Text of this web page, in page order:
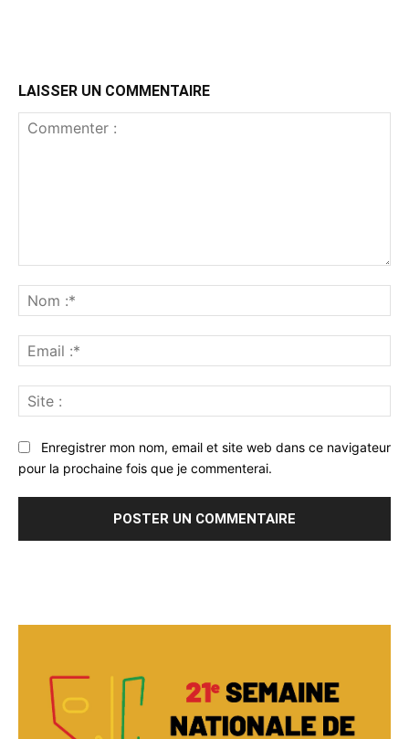
LAISSER UN COMMENTAIRE
:*
:*
:
Enregistrer mon nom, email et site web dans ce navigateur
pour la prochaine fois que je commenterai.